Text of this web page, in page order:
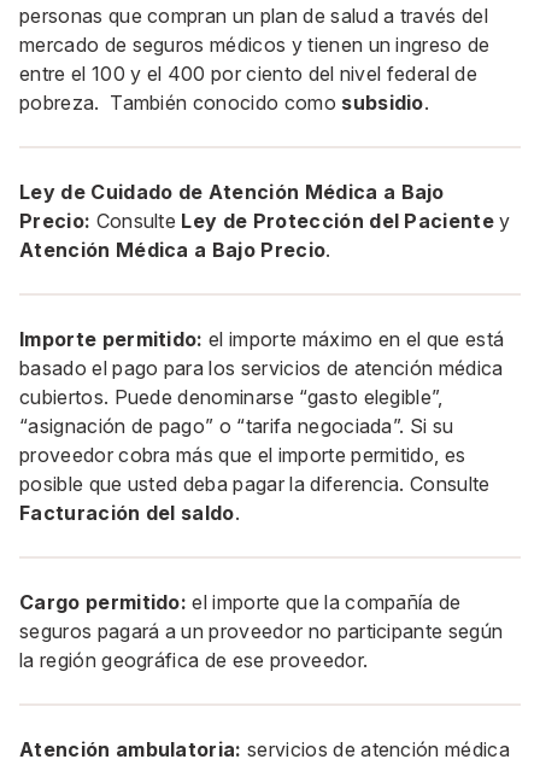
personas que compran un plan de salud a través del
mercado de seguros médicos y tienen un ingreso de
entre el 100 y el 400 por ciento del nivel federal de
pobreza. También conocido como subsidio.
Ley de Cuidado de Atención Médica a Bajo
Precio: Consulte Ley de Protección del Paciente y
Atención Médica a Bajo Precio.
Importe permitido: el importe máximo en el que está
basado el pago para los servicios de atención médica
cubiertos. Puede denominarse “gasto elegible”,
“asignación de pago” o “tarifa negociada”. Si su
proveedor cobra más que el importe permitido, es
posible que usted deba pagar la diferencia. Consulte
Facturación del saldo.
Cargo permitido: el importe que la compañía de
seguros pagará a un proveedor no participante según
la región geográfica de ese proveedor.
Atención ambulatoria: servicios de atención médica